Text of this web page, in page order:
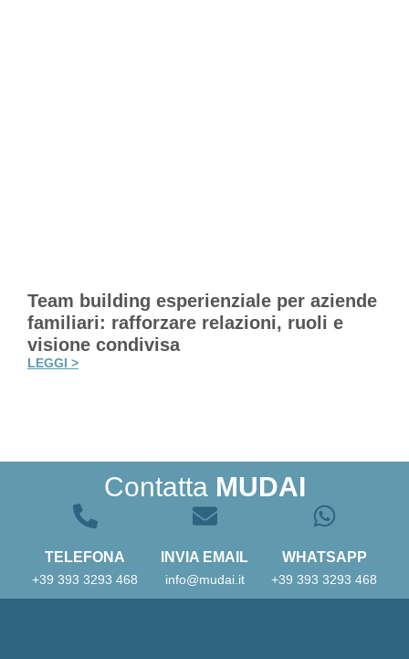
Team building esperienziale per aziende
familiari: rafforzare relazioni, ruoli e
visione condivisa
LEGGI >
Contatta MUDAI
TELEFONA
+39 393 3293 468
INVIA EMAIL
info@mudai.it
WHATSAPP
+39 393 3293 468